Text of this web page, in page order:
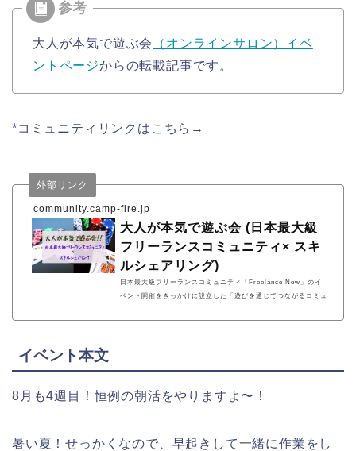
大人が本気で遊ぶ会
（オンラインサロン）イベ
ントページからの転載記事です。
*コミュニティリンクはこちら→
community.camp-fire.jp
外部リンク
大人が本気で遊ぶ会 (日本最大級
フリーランスコミュニティ× スキ
ルシェアリング)
日本最大級フリーランスコミュニティ「Freelance Now」のイ
ベント開催をきっかけに設立した「遊びを通じてつながるコミュ
ながらに「スキルシェアリング」・「メンバー間での業務委託契
イベント本文
8月も4週目！恒例の朝活をやりますよ〜！
暑い夏！せっかくなので、早起きして一緒に作業をし